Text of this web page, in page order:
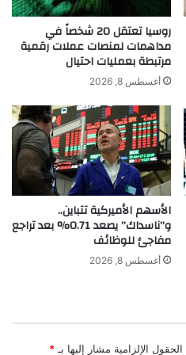
روسيا تعتقل 20 شخصاً في
مداهمات لمنصات عملات رقمية
مرتبطة بعمليات احتيال
أغسطس 8, 2026
الأسهم الأميركية تتباين..
و”ناسداك” يصعد 0.71% بعد تراجع
مفاجئ للوظائف
أغسطس 8, 2026
الحقول الإلزامية مشار إليها بـ *